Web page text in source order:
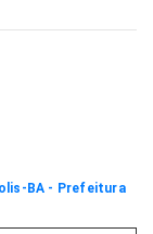
BA - Prefeitura